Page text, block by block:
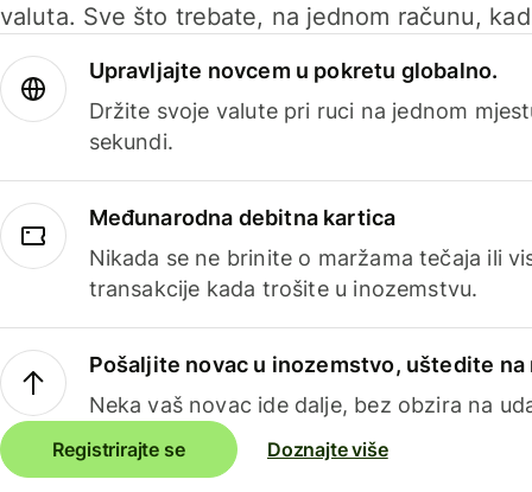
valuta. Sve što trebate, na jednom računu,
Upravljajte novcem u pokretu globalno.
Držite svoje valute pri ruci na jednom
sekundi.
Međunarodna debitna kartica
Nikada se ne brinite o maržama tečaja ili
transakcije kada trošite u inozemstvu.
Pošaljite novac u inozemstvo, uštedite na
Neka vaš novac ide dalje, bez obzira na
Registrirajte se Doznajte više